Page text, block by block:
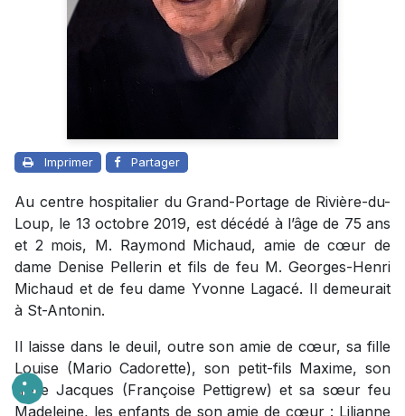
Imprimer Partager
Au centre hospitalier du Grand-Portage de Rivière-du-
Loup, le 13 octobre 2019, est décédé à l’âge de 75 ans
et 2 mois, M. Raymond Michaud, amie de cœur de
dame Denise Pellerin et fils de feu M. Georges-Henri
Michaud et de feu dame Yvonne Lagacé. Il demeurait
à St-Antonin.
Il laisse dans le deuil, outre son amie de cœur, sa fille
Louise (Mario Cadorette), son petit-fils Maxime, son
frère Jacques (Françoise Pettigrew) et sa sœur feu
Madeleine, les enfants de son amie de cœur : Lilianne